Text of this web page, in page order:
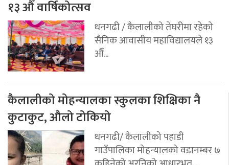
१३ औँ वार्षिकोत्सव
धनगढी / कैलालीको तेघरीमा रहेको
सैनिक आवासीय महाविद्यालयले १३
औँ...
कैलालीको मोहन्यालका स्कुलका शिक्षिका नै
कुटाकुट, औलो टोकियो
धनगढी/ कैलालीको पहाडी
गाउँपालिका मोहन्यालको वडानम्बर ७